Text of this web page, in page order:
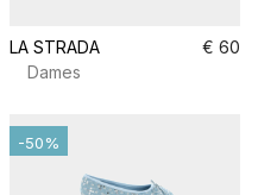
LA STRADA
€ 60
Dames
-50%